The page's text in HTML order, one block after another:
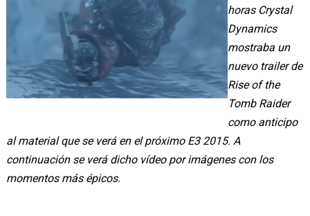
horas Crystal
Dynamics
mostraba un
nuevo trailer de
Rise of the
Tomb Raider
como anticipo
al material que se verá en el próximo E3 2015. A
continuación se verá dicho vídeo por imágenes con los
momentos más épicos.